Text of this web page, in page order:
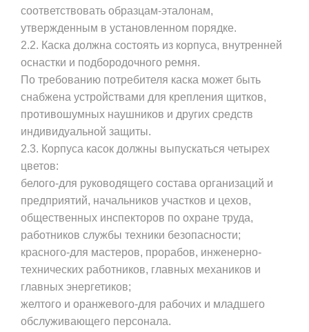
соответствовать образцам-эталонам,
утвержденным в установленном порядке.
2.2. Каска должна состоять из корпуса, внутренней
оснастки и подбородочного ремня.
По требованию потребителя каска может быть
снабжена устройствами для крепления щитков,
противошумных наушников и других средств
индивидуальной защиты.
2.3. Корпуса касок должны выпускаться четырех
цветов:
белого-для руководящего состава организаций и
предприятий, начальников участков и цехов,
общественных инспекторов по охране труда,
работников службы техники безопасности;
красного-для мастеров, прорабов, инженерно-
технических работников, главных механиков и
главных энергетиков;
желтого и оранжевого-для рабочих и младшего
обслуживающего персонала.